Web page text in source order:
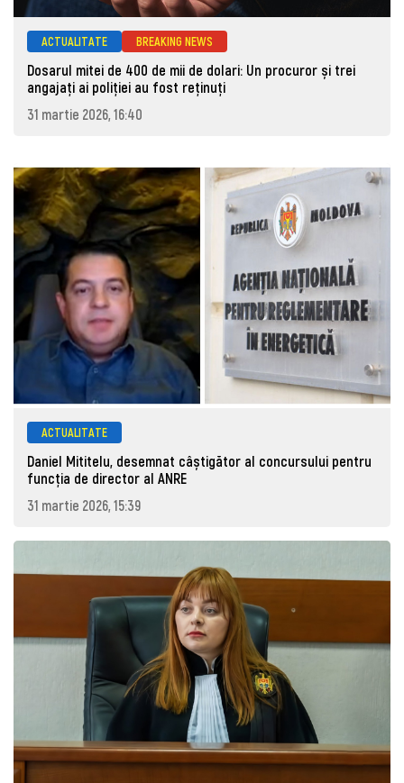
ACTUALITATE BREAKING NEWS
Dosarul mitei de 400 de mii de dolari: Un procuror și trei
angajați ai poliției au fost reținuți
31 martie 2026, 16:40
ACTUALITATE
Daniel Mititelu, desemnat câștigător al concursului pentru
funcția de director al ANRE
31 martie 2026, 15:39